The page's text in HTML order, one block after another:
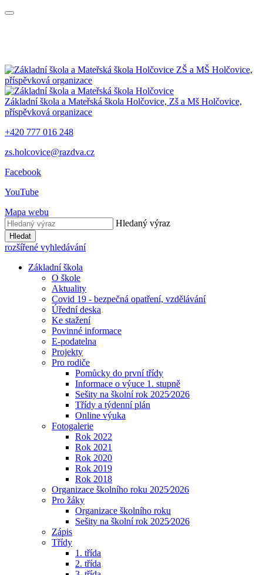
ZŠ a MŠ Holčovice,
příspěvková organizace
Základní škola a Mateřská škola Holčovice, Zš a Mš Holčovice,
příspěvková organizace
+420 777 016 248
zs.holcovice@razdva.cz
Facebook
YouTube
Mapa webu
Hledaný výraz
Hledat
rozšířené vyhledávání
Základní škola
O škole
Aktuality
Covid 19 - bezpečná opatření, vzdělávání
Úřední deska
Ke stažení
Povinné informace
E-podatelna
Projekty
Pro rodiče
Pomůcky do první třídy
Informace o výuce 1. stupně
Sešity na školní rok 2025⁄2026
Třídy a týdenní plán
Online výuka
Fotogalerie
Rok 2022
Rok 2021
Rok 2020
Rok 2019
Rok 2018
Organizace školního roku 2025⁄2026
Pro žáky
Organizace školního roku
Sešity na školní rok 2025⁄2026
Zápis
Třídy
1. třída
2. třída